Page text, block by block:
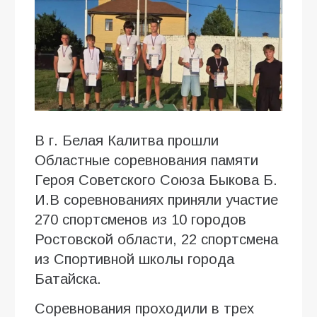
В г. Белая Калитва прошли
Областные соревнования памяти
Героя Советского Союза Быкова Б.
И.В соревнованиях приняли участие
270 спортсменов из 10 городов
Ростовской области, 22 спортсмена
из Спортивной школы города
Батайска.
Соревнования проходили в трех